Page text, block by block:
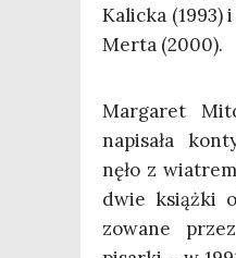
Kalic­ka (1993)
Mer­ta (2000).
Mar­ga­ret
napi­sa­ła
nę­ło z
dwie książ­ki
zo­wa­ne